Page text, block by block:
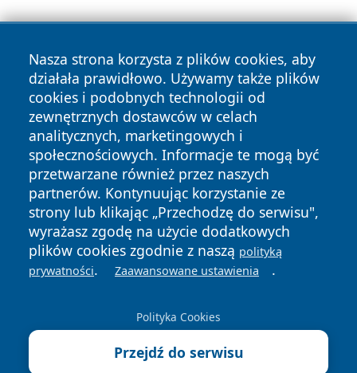
Nasza strona korzysta z plików cookies, aby
działała prawidłowo. Używamy także plików
cookies i podobnych technologii od
zewnętrznych dostawców w celach
analitycznych, marketingowych i
społecznościowych. Informacje te mogą być
przetwarzane również przez naszych
partnerów. Kontynuując korzystanie ze
strony lub klikając „Przechodzę do serwisu",
wyrażasz zgodę na użycie dodatkowych
plików cookies zgodnie z naszą polityką
prywatności. Zaawansowane ustawienia .
Polityka Cookies
Przejdź do serwisu
Copyright © 2026 wpruszkowie.pl Wszystkie prawa
zastrzeżone.
News Autorzy
Polityka
Prywatności
Polityka
Cookies